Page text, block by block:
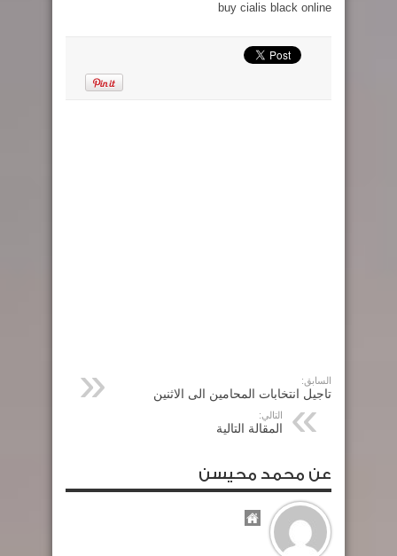
buy cialis black online
السابق:
تاجيل انتخابات المحامين الى الاثنين
التالي:
المقالة التالية
عن محمد محيسن